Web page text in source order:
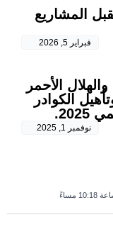
المشاريع
فبراير 5, 2026
الأحمر
الكوادر
نوفمبر 1, 2025